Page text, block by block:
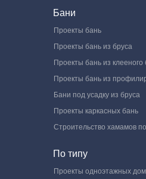
Бани
Проекты бань
Проекты бань из бруса
Проекты бань из клееного
Проекты бань из
Бани под усадку из бруса
Проекты каркасных бань
Строительство хамамов
По типу
Проекты одноэтажных